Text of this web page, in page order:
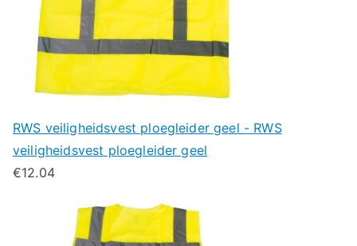
RWS veiligheidsvest ploegleider geel - RWS
veiligheidsvest ploegleider geel
€12.04